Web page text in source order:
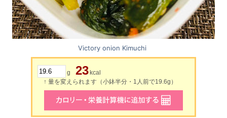
Victory onion Kimuchi
g 23 kcal
↑ 量を変えられます（小鉢半分・1人前で19.6g）